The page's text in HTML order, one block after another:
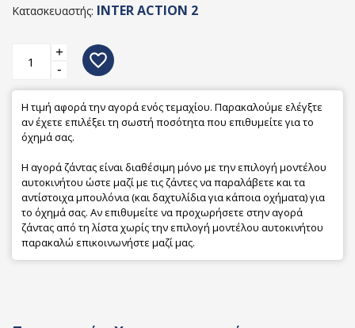
Κατασκευαστής: INTER ACTION 2
+
-
favorite_border
Η τιμή αφορά την αγορά ενός τεμαχίου. Παρακαλούμε ελέγξτε
αν έχετε επιλέξει τη σωστή ποσότητα που επιθυμείτε για το
όχημά σας.
Η αγορά ζάντας είναι διαθέσιμη μόνο με την επιλογή μοντέλου
αυτοκινήτου ώστε μαζί με τις ζάντες να παραλάβετε και τα
αντίστοιχα μπουλόνια (και δαχτυλίδια για κάποια οχήματα) για
το όχημά σας. Αν επιθυμείτε να προχωρήσετε στην αγορά
ζάντας από τη λίστα χωρίς την επιλογή μοντέλου αυτοκινήτου
παρακαλώ επικοινωνήστε μαζί μας.